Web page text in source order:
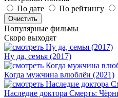
По дате
По рейтингу
Популярные фильмы
Скоро выходят
Ну да, семья (2017)
Когда мужчина влюблён (2021)
Наследие доктора Смерть: